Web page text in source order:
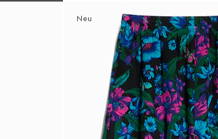
Neu